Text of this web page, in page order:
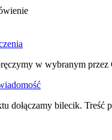
w wybranym
dołączamy bilecik. Treść